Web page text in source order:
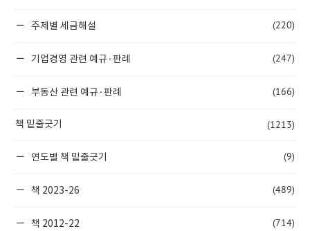
주제별 세금해설 (220)
기업경영 관련 예규·판례 (247)
부동산 관련 예규·판례 (166)
책 밑줄긋기 (1213)
연도별 책 밑줄긋기 (9)
책 2023-26 (489)
책 2012-22 (714)